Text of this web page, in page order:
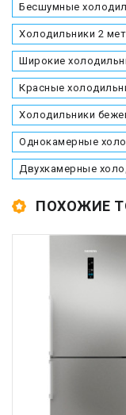
Бесшумные
Холодильники 2
Широкие
Красные
Холодильники
Однокамерные
Двухкамерные
ПОХОЖИЕ